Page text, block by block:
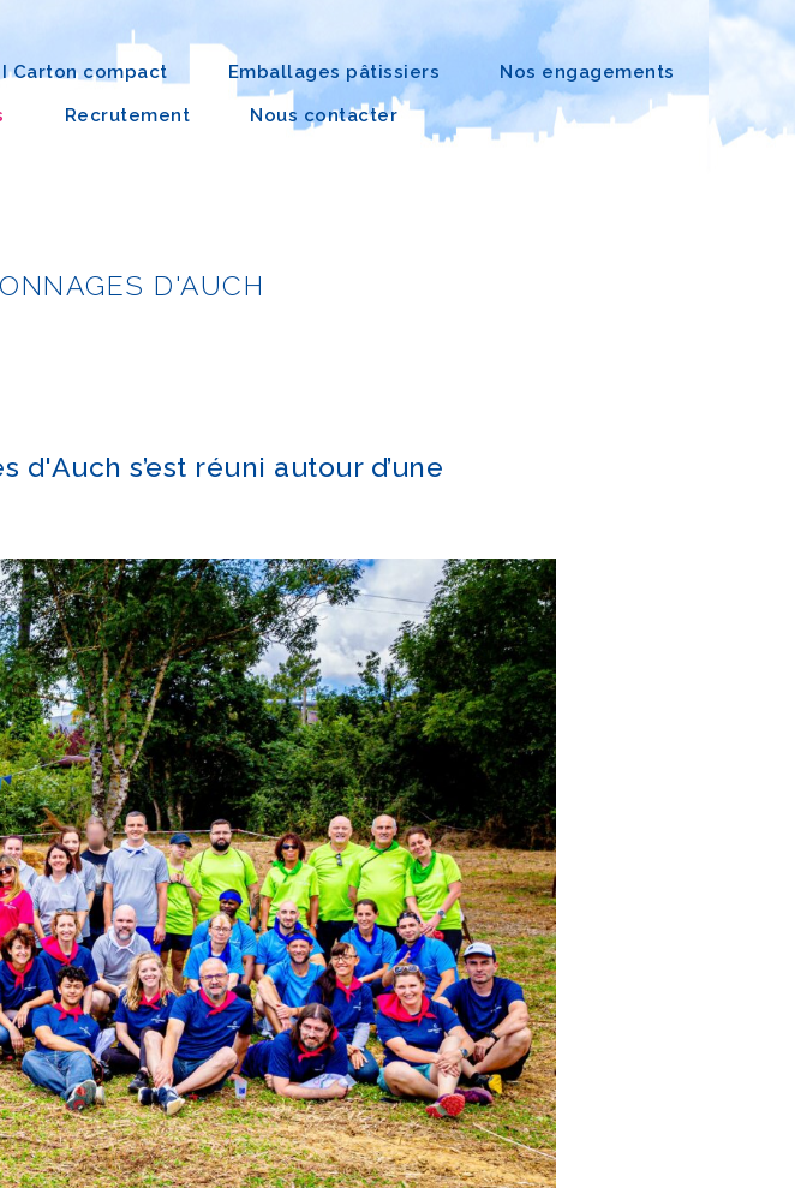
Carton compact Emballages pâtissiers
Nos engagements
Recrutement Nous contacter
D'AUCH
s’est réuni autour d’une